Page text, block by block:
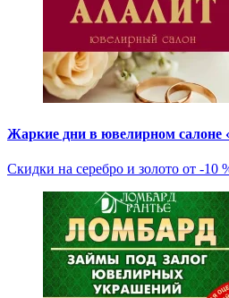
Жаркие дни в ювелирном салоне
Скидки на серебро и золото от -10